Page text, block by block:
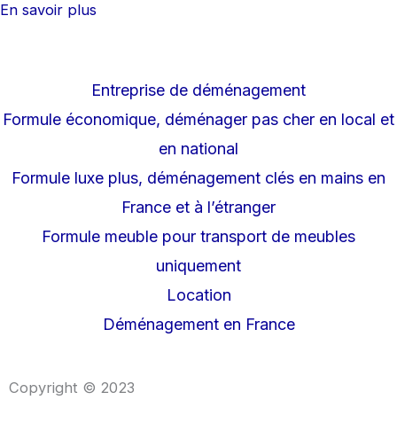
En savoir plus
Entreprise de déménagement
Formule économique, déménager pas cher en local et
en national
Formule luxe plus, déménagement clés en mains en
France et à l’étranger
Formule meuble pour transport de meubles
uniquement
Location
Déménagement en France
Copyright © 2023